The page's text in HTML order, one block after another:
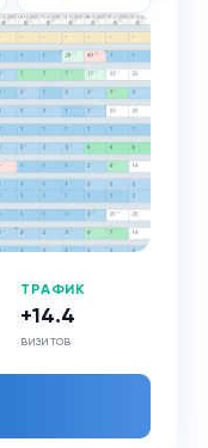
ТРАФИК
+14.4
визитов